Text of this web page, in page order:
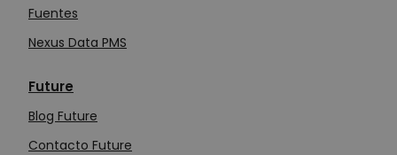
Fuentes
Nexus Data PMS
Future
Blog Future
Contacto Future